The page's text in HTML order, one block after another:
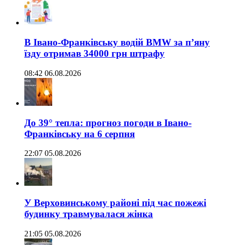
В Івано-Франківську водій BMW за п’яну
їзду отримав 34000 грн штрафу
08:42 06.08.2026
До 39° тепла: прогноз погоди в Івано-
Франківську на 6 серпня
22:07 05.08.2026
У Верховинському районі під час пожежі
будинку травмувалася жінка
21:05 05.08.2026